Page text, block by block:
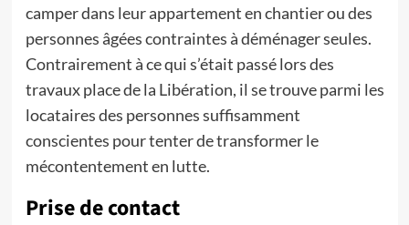
camper dans leur appartement en chantier ou des
personnes âgées contraintes à déménager seules.
Contrairement à ce qui s’était passé lors des
travaux place de la Libération, il se trouve parmi les
locataires des personnes suffisamment
conscientes pour tenter de transformer le
mécontentement en lutte.
Prise de contact